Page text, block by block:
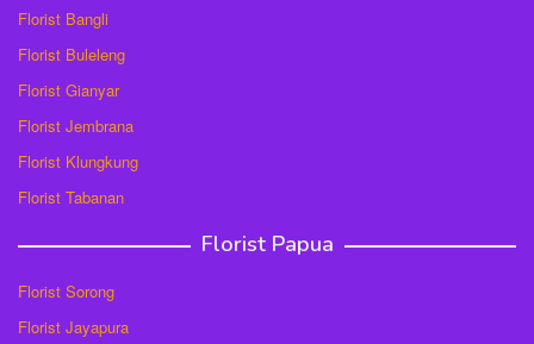
Florist Bangli
Florist Buleleng
Florist Gianyar
Florist Jembrana
Florist Klungkung
Florist Tabanan
Florist Papua
Florist Sorong
Florist Jayapura